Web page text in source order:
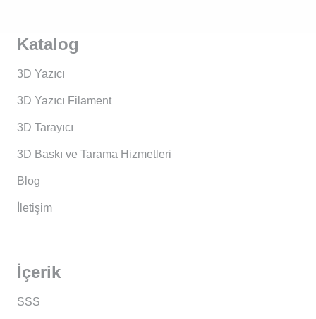
Katalog
3D Yazıcı
3D Yazıcı Filament
3D Tarayıcı
3D Baskı ve Tarama Hizmetleri
Blog
İletişim
İçerik
SSS